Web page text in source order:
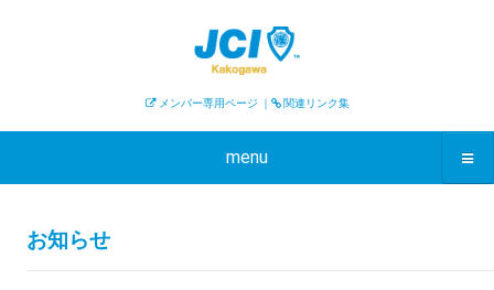
メンバー専用ページ ｜ 関連リンク集
menu
お知らせ